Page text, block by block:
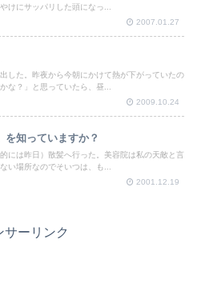
けにサッパリした頭になっ...
2007.01.27
した。昨夜から今朝にかけて熱が下がっていたの
な？」と思っていたら、昼...
2009.10.24
を知っていますか？
には昨日）散髪へ行った。美容院は私の天敵と言
い場所なのでそいつは、も...
2001.12.19
サーリンク